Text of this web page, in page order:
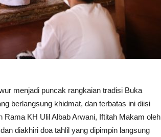
menjadi puncak rangkaian tradisi Buka
berlangsung khidmat, dan terbatas ini diisi
KH Ulil Albab Arwani, Iftitah Makam oleh
diakhiri doa tahlil yang dipimpin langsung